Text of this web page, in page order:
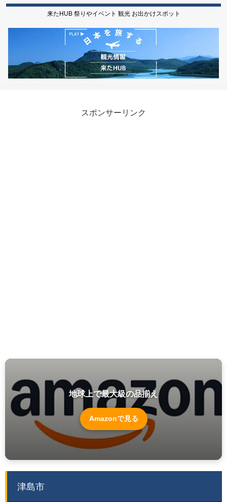
来たHUB 祭りやイベント 観光 お出かけスポット
スポンサーリンク
地球上で最大級の品揃え
Amazonで見る
津島市